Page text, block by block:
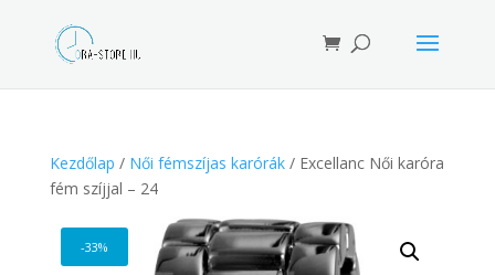
search
Kezdőlap / Női fémszíjas karórák/ Excellanc Női karóra
fém szíjjal – 24
-33%